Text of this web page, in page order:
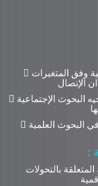
 فهم وتفسير مختلف الظواهر الإجتماعية وفق المتغيرات
 متابعة تأثير وسائل الإتصال الحديثة في توجيه البحوث الإجتماعية
 التعرف على تقنيات وطرق تكنولوجية في البحوث العلمية
بالتحولات